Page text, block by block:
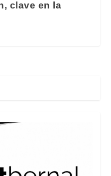
clave en la